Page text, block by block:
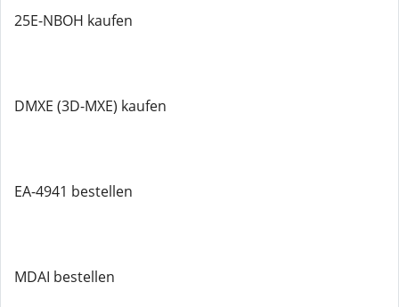
25E-NBOH kaufen
DMXE (3D-MXE) kaufen
EA-4941 bestellen
MDAI bestellen